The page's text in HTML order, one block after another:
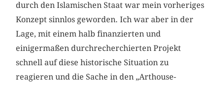
durch den ­Islamischen Staat war mein vorheriges
Konzept sinnlos geworden. Ich war aber in der
Lage, mit einem halb finanzierten und
einigermaßen durch­recherchierten Projekt
schnell auf diese historische Situation zu
reagieren und die Sache in den „Arthouse-